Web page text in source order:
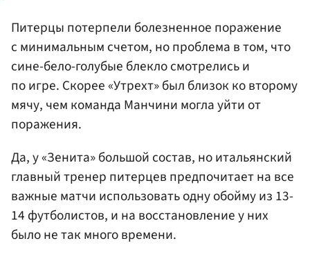
Питерцы потерпели болезненное поражение
с минимальным счетом, но проблема в том, что
сине-бело-голубые блекло смотрелись и
по игре. Скорее «Утрехт» был близок ко второму
мячу, чем команда Манчини могла уйти от
поражения.
Да, у «Зенита» большой состав, но итальянский
главный тренер питерцев предпочитает на все
важные матчи использовать одну обойму из 13-
14 футболистов, и на восстановление у них
было не так много времени.